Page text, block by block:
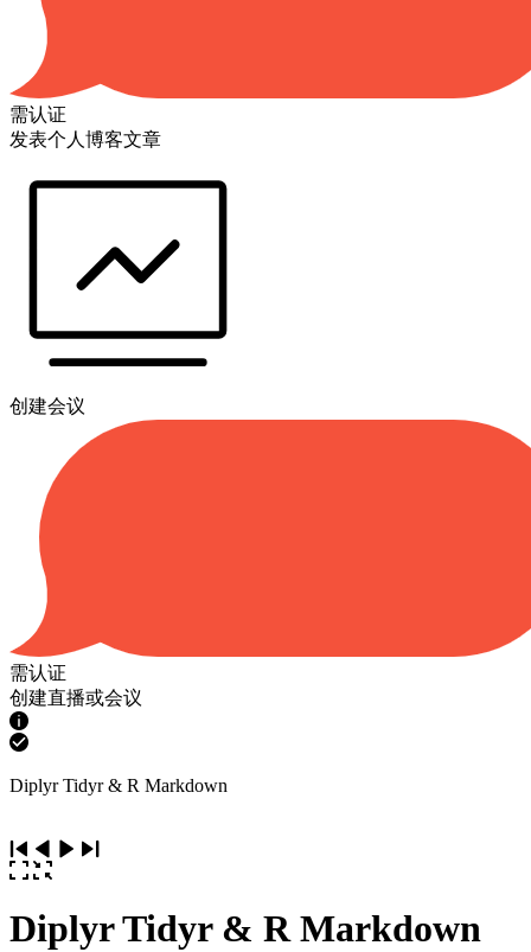
需认证
发表个人博客文章
创建会议
需认证
创建直播或会议
Diplyr Tidyr & R Markdown
Diplyr Tidyr & R Markdown